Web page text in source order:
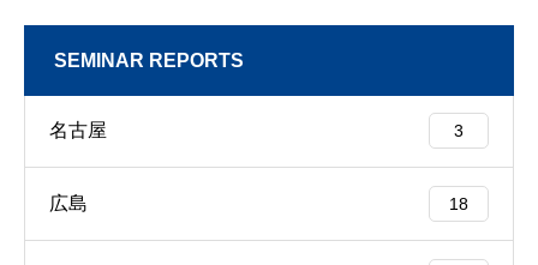
SEMINAR REPORTS
名古屋 3
広島 18